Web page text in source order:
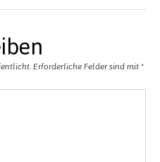
Erforderliche Felder sind mit *